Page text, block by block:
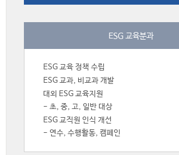
ESG 교육분과
ESG 교육 정책 수립
ESG 교과, 비교과 개발
대외 ESG 교육지원
- 초, 중, 고, 일반 대상
ESG 교직원 인식 개선
- 연수, 수행활동, 캠페인